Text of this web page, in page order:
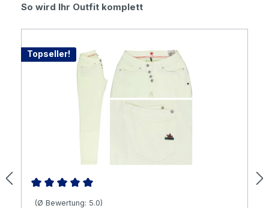
Produktgalerie überspringen
So wird Ihr Outfit komplett
Topseller!
Durchschnittliche Bewertung von 5 von 5 Sternen
(Ø Bewertung: 5.0)